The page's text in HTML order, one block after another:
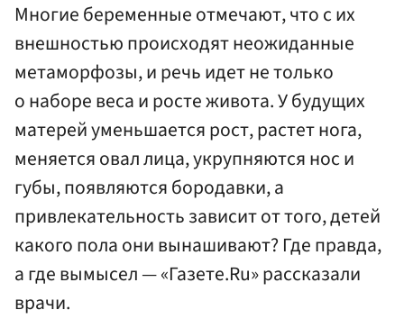
Многие беременные отмечают, что с их
внешностью происходят неожиданные
метаморфозы, и речь идет не только
о наборе веса и росте живота. У будущих
матерей уменьшается рост, растет нога,
меняется овал лица, укрупняются нос и
губы, появляются бородавки, а
привлекательность зависит от того, детей
какого пола они вынашивают? Где правда,
а где вымысел — «Газете.Ru» рассказали
врачи.